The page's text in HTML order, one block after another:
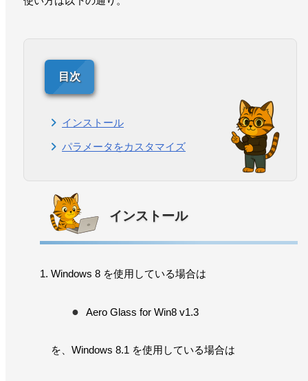
インストール
パラメータをカスタマイズ
インストール
Windows 8 を使用している場合は
Aero Glass for Win8 v1.3
を、Windows 8.1 を使用している場合は